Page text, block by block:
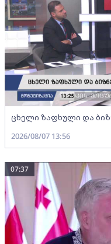
ცხელი ზაფხული და
2026/08/07 13:56
07:37